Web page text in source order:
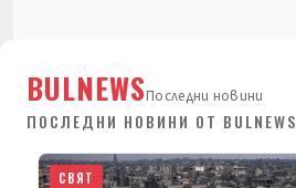
BULNEWSПоследни новини
ПОСЛЕДНИ НОВИНИ ОТ BULNEWS
СВЯТ